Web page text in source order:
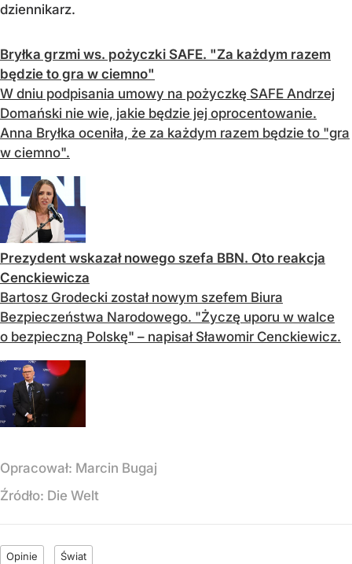
dziennikarz.
Bryłka grzmi ws. pożyczki SAFE. "Za każdym razem
będzie to gra w ciemno"
W dniu podpisania umowy na pożyczkę SAFE Andrzej
Domański nie wie, jakie będzie jej oprocentowanie.
Anna Bryłka oceniła, że za każdym razem będzie to "gra
w ciemno".
Prezydent wskazał nowego szefa BBN. Oto reakcja
Cenckiewicza
Bartosz Grodecki został nowym szefem Biura
Bezpieczeństwa Narodowego. "Życzę uporu w walce
o bezpieczną Polskę" – napisał Sławomir Cenckiewicz.
Opracował: Marcin Bugaj
Źródło: Die Welt
Opinie Świat